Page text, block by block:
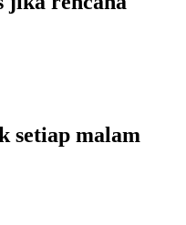
setiap malam